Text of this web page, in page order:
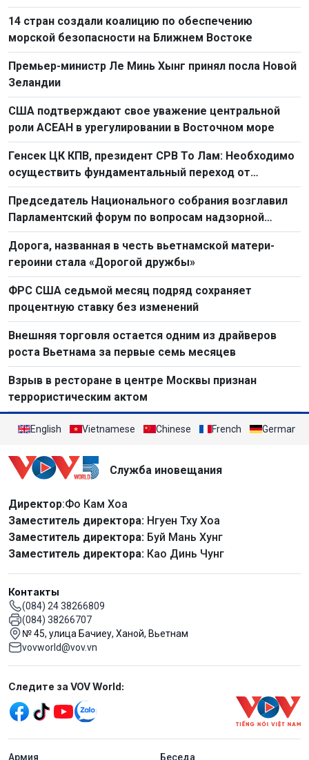
14 стран создали коалицию по обеспечению
морской безопасности на Ближнем Востоке
Премьер-министр Ле Минь Хынг принял посла Новой
Зеландии
США подтверждают свое уважение центральной
роли АСЕАН в урегулировании в Восточном море
Генсек ЦК КПВ, президент СРВ То Лам: Необходимо
осуществить фундаментальный переход от
простого труда к созидательному труду
Председатель Национального собрания возглавил
Парламентский форум по вопросам надзорной
деятельности 2026 г.
Дорога, названная в честь вьетнамской матери-
героини стала «Дорогой дружбы»
ФРС США седьмой месяц подряд сохраняет
процентную ставку без изменений
Внешняя торговля остается одним из драйверов
роста Вьетнама за первые семь месяцев
Взрыв в ресторане в центре Москвы признан
террористическим актом
English Vietnamese Chinese French German
Служба иновещания
Директор:Фо Кам Хоа
Заместитель директора: Нгуен Тху Хоа
Заместитель директора: Буй Мань Хунг
Заместитель директора: Као Динь Чунг
Контакты
(084) 24 38266809
(084) 38266707
№ 45, улица Бачиеу, Ханой, Вьетнам
vovworld@vov.vn
Mạng xã hội
Следите за VOV World:
menu footer tiếng Nga
Aрмия Беседа